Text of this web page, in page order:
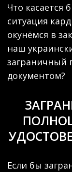
Что касается
ситуация
окунёмся в
наш
заграничный
документом?
Если бы